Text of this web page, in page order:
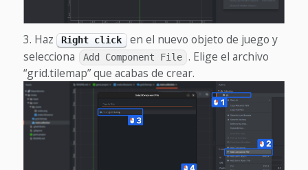
Haz Right click
en el nuevo objeto de juego y
selecciona
Add Component File . Elige el archivo
“grid.tilemap” que acabas de crear.